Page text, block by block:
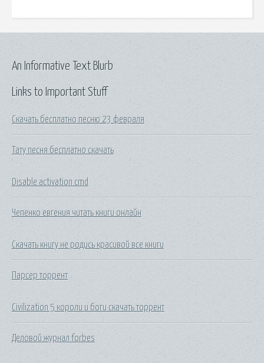
Links to Important Stuff
Скачать бесплатно песню 23 февраля
Тату песня бесплатно скачать
Disable activation cmd
Чепенко евгения читать книги онлайн
Скачать книгу не родись красивой все книги
Парсер торрент
Civilization 5 короли и боги скачать торрент
Деловой журнал forbes
An Informative Text Blurb